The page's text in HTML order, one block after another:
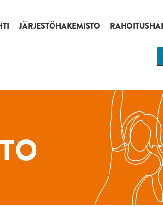
JÄRJESTÖHAKEMISTO